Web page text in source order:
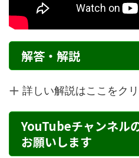
解答・解説
詳しい解説はここをク
YouTubeチャンネル
お願いします